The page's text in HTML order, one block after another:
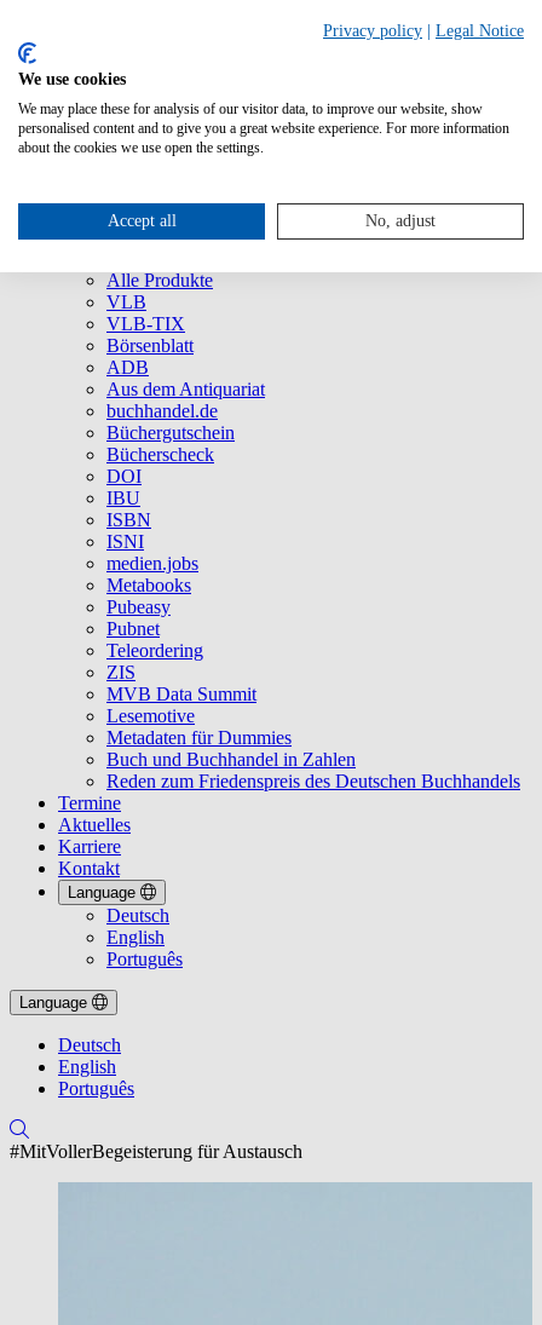
Über uns
Unternehmen
Presse
Service
Alle Produkte
VLB
VLB-TIX
Börsenblatt
ADB
Aus dem Antiquariat
buchhandel.de
Büchergutschein
Bücherscheck
DOI
IBU
ISBN
ISNI
medien.jobs
Metabooks
Pubeasy
Pubnet
Teleordering
ZIS
MVB Data Summit
Lesemotive
Metadaten für Dummies
Buch und Buchhandel in Zahlen
Reden zum Friedenspreis des Deutschen Buchhandels
Termine
Aktuelles
Karriere
Kontakt
Language
Deutsch
English
Português
Language
Deutsch
English
Português
#MitVollerBegeisterung für Austausch
Privacy policy Legal Notice
We use cookies
We may place these for analysis of our visitor data, to improve our website, show
personalised content and to give you a great website experience. For more information
about the cookies we use open the settings.
Accept all No, adjust